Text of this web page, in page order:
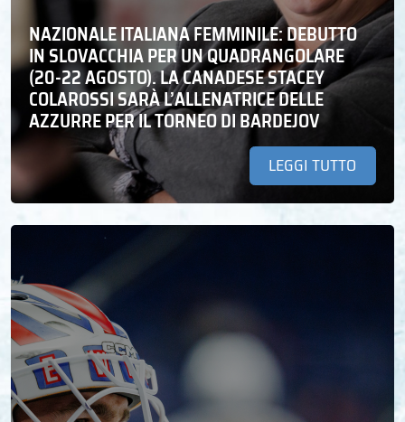
NAZIONALE ITALIANA FEMMINILE: DEBUTTO
IN SLOVACCHIA PER UN QUADRANGOLARE
(20-22 AGOSTO). LA CANADESE STACEY
COLAROSSI SARÀ L’ALLENATRICE DELLE
AZZURRE PER IL TORNEO DI BARDEJOV
LEGGI TUTTO